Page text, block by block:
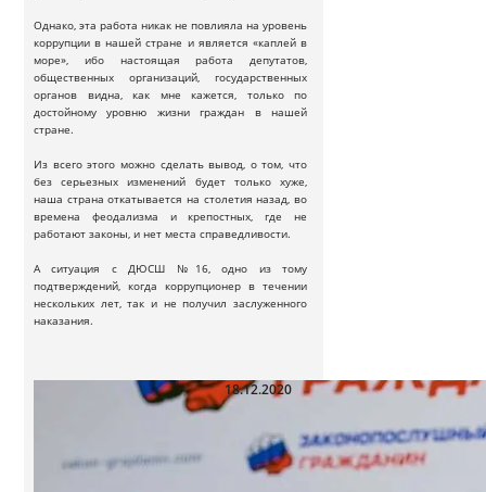
Однако, эта работа никак не повлияла на уровень
коррупции в нашей стране и является «каплей в
море», ибо настоящая работа депутатов,
общественных организаций, государственных
органов видна, как мне кажется, только по
достойному уровню жизни граждан в нашей
стране.
Из всего этого можно сделать вывод, о том, что
без серьезных изменений будет только хуже,
наша страна откатывается на столетия назад, во
времена феодализма и крепостных, где не
работают законы, и нет места справедливости.
А ситуация с ДЮСШ №16, одно из тому
подтверждений, когда коррупционер в течении
нескольких лет, так и не получил заслуженного
наказания.
18.12.2020